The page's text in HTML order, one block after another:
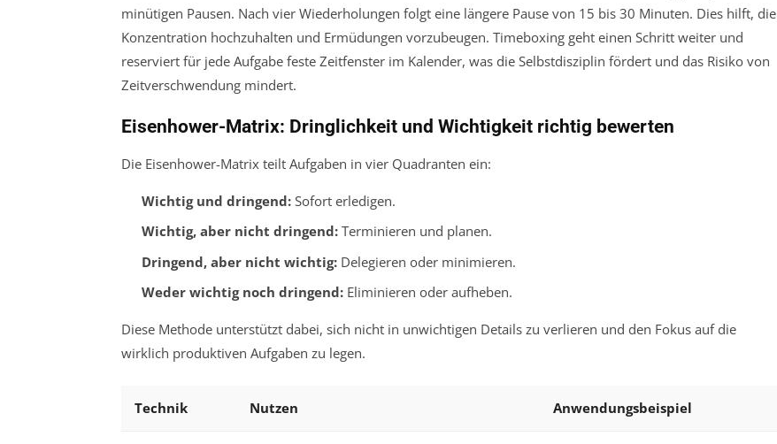
minütigen Pausen. Nach vier Wiederholungen folgt eine längere Pause von 15 bis 30 Minuten. Dies hilft, die
Konzentration hochzuhalten und Ermüdungen vorzubeugen. Timeboxing geht einen Schritt weiter und
reserviert für jede Aufgabe feste Zeitfenster im Kalender, was die Selbstdisziplin fördert und das Risiko von
Zeitverschwendung mindert.
Eisenhower-Matrix: Dringlichkeit und Wichtigkeit richtig bewerten
Die Eisenhower-Matrix teilt Aufgaben in vier Quadranten ein:
Wichtig und dringend:Sofort erledigen.
Wichtig, aber nicht dringend:Terminieren und planen.
Dringend, aber nicht wichtig:Delegieren oder minimieren.
Weder wichtig noch dringend:Eliminieren oder aufheben.
Diese Methode unterstützt dabei, sich nicht in unwichtigen Details zu verlieren und den Fokus auf die
wirklich produktiven Aufgaben zu legen.
Technik Nutzen Anwendungsbeispiel